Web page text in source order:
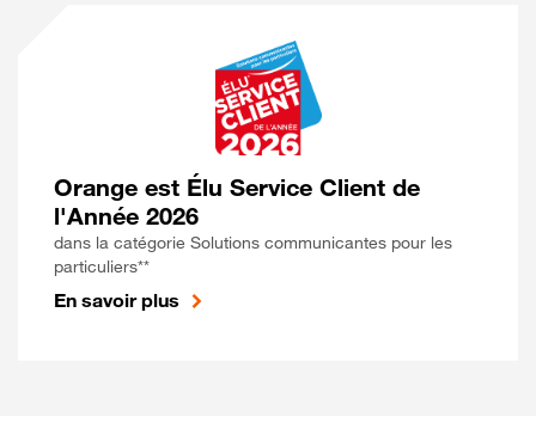
Orange est Élu Service Client de
l'Année 2026
dans la catégorie Solutions communicantes pour les
particuliers**
En savoir plus